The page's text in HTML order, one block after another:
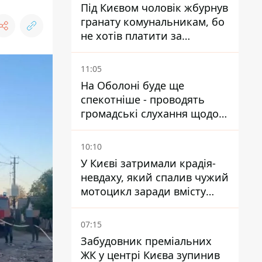
Під Києвом чоловік жбурнув
гранату комунальникам, бо
не хотів платити за
квитанціями
11:05
На Оболоні буде ще
спекотніше - проводять
громадські слухання щодо
храму УГКЦ на Північній
10:10
У Києві затримали крадія-
невдаху, який спалив чужий
мотоцикл заради вмісту
багажника
07:15
Забудовник преміальних
ЖК у центрі Києва зупинив